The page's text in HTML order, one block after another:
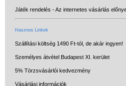
Játék rendelés - Az internetes vásárlás
Hasznos Linkek
Szállítási költség 1490 Ft-tól, de akár ingyen!
Személyes átvétel Budapest XI. kerület
5% Törzsvásárlói kedvezmény
Vásárlási információk